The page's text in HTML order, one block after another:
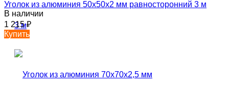
Уголок из алюминия 50х50х2 мм равносторонний 3 м
В наличии
1 215₽
Купить